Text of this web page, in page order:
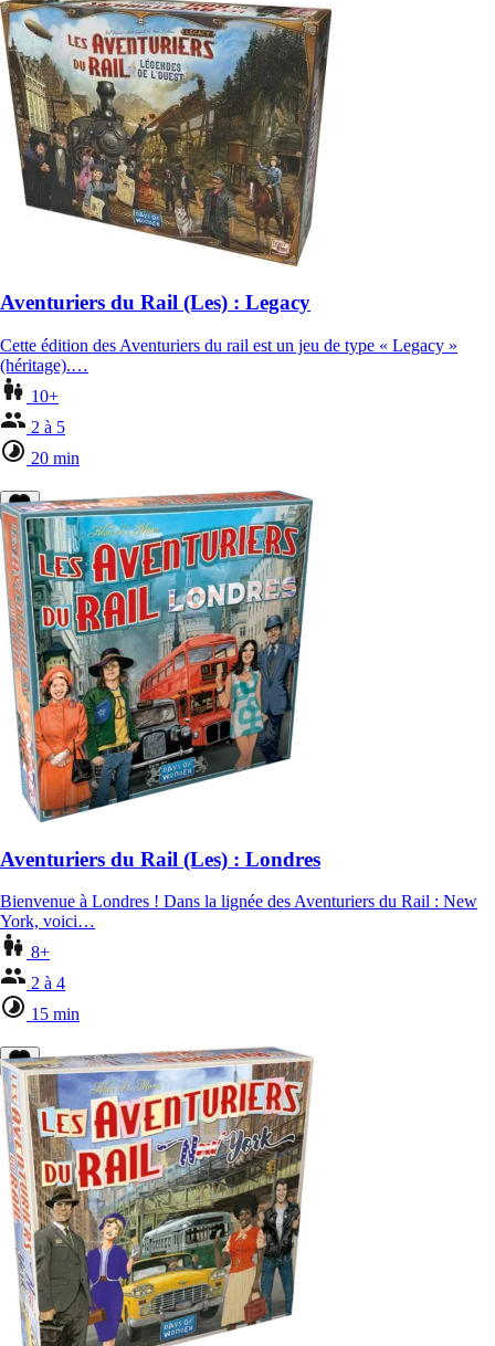
Aventuriers du Rail (Les) : Legacy
Cette édition des Aventuriers du rail est un jeu de type « Legacy »
(héritage).…
10+
2 à 5
20 min
Aventuriers du Rail (Les) : Londres
Bienvenue à Londres ! Dans la lignée des Aventuriers du Rail : New
York, voici…
8+
2 à 4
15 min